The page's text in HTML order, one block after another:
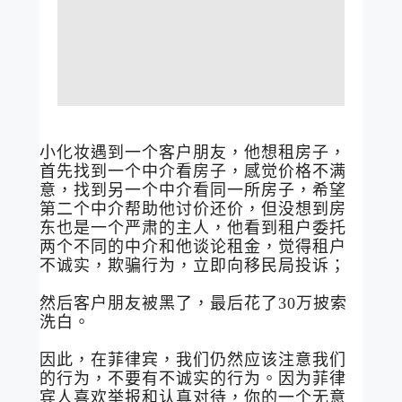
小化妆遇到一个客户朋友，他想租房子，
首先找到一个中介看房子，感觉价格不满
意，找到另一个中介看同一所房子，希望
第二个中介帮助他讨价还价，但没想到房
东也是一个严肃的主人，他看到租户委托
两个不同的中介和他谈论租金，觉得租户
不诚实，欺骗行为，立即向移民局投诉；
然后客户朋友被黑了，最后花了30万披索
洗白。
因此，在菲律宾，我们仍然应该注意我们
的行为，不要有不诚实的行为。因为菲律
宾人喜欢举报和认真对待，你的一个无意